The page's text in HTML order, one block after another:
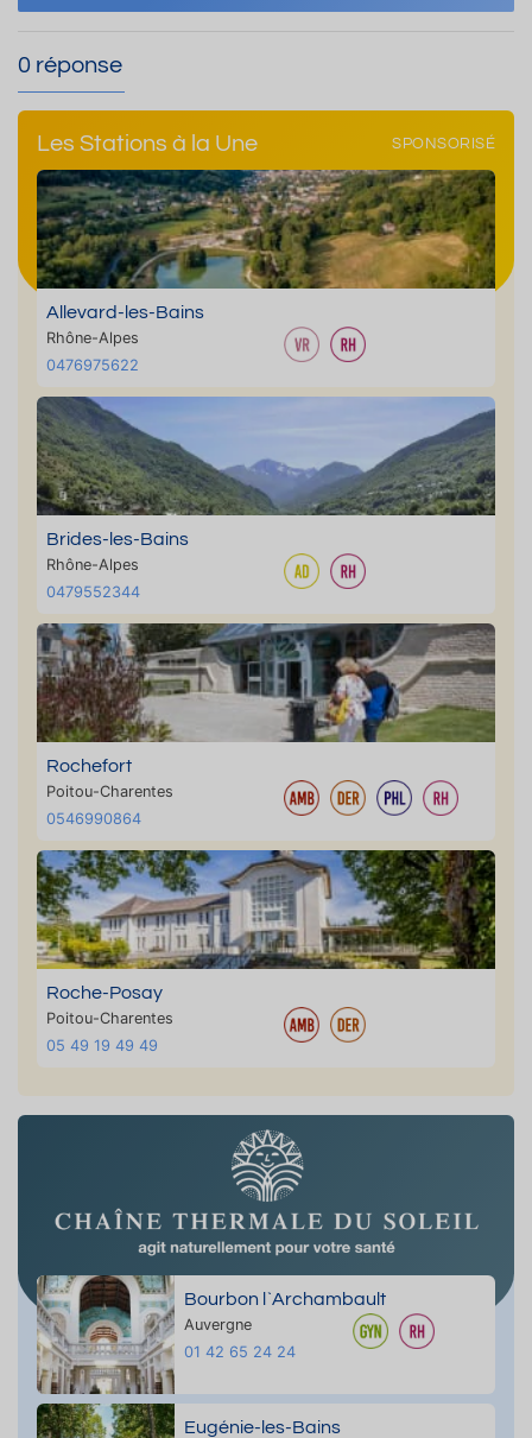
0 réponse
Les Stations à la Une SPONSORISÉ
Allevard-les-Bains
Rhône-Alpes
0476975622
Brides-les-Bains
Rhône-Alpes
0479552344
Rochefort
Poitou-Charentes
0546990864
Roche-Posay
Poitou-Charentes
05 49 19 49 49
Bourbon l`Archambault
Auvergne
01 42 65 24 24
Eugénie-les-Bains